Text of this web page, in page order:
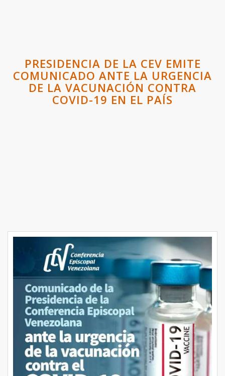
PRESIDENCIA DE LA CEV EMITE
COMUNICADO ANTE LA URGENCIA
DE LA VACUNACIÓN CONTRA
COVID-19 EN EL PAÍS